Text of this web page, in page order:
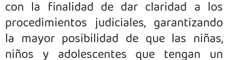
con la finalidad de dar claridad a los
procedimientos judiciales, garantizando
la mayor posibilidad de que las niñas,
niños y adolescentes que tengan un